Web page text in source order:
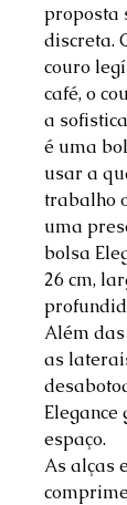
proposta
discreta.
couro
café, o
a
é uma
usar a
trabalho
uma
bolsa
26 cm,
Além
as
espaço.
As alças